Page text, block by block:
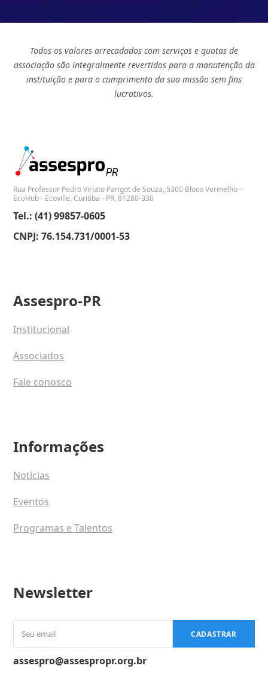
Todos os valores arrecadados com serviços e quotas de
associação são integralmente revertidos para a manutenção da
instituição e para o cumprimento da sua missão sem fins
lucrativos.
Rua Professor Pedro Viriato Parigot de Souza, 5300 Bloco Vermelho -
EcoHub - Ecoville, Curitiba - PR, 81280-330
Tel.: (41) 99857-0605
CNPJ: 76.154.731/0001-53
Assespro-PR
Institucional
Associados
Fale conosco
Informações
Notícias
Eventos
Programas e Talentos
Newsletter
email
CADASTRAR
assespro@assespropr.org.br